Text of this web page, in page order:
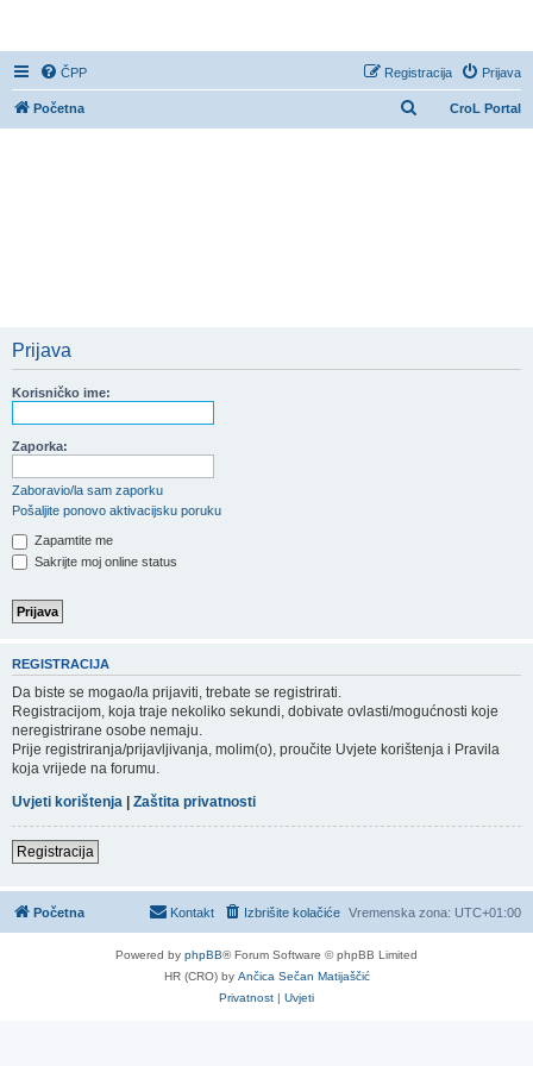
ČPP Prijava
Registracija
CroL Portal
Početna
Prijava
Korisničko ime:
Zaporka:
Zaboravio/la sam zaporku
Pošaljite ponovo aktivacijsku poruku
Zapamtite me
Sakrijte moj online status
REGISTRACIJA
Da biste se mogao/la prijaviti, trebate se registrirati.
Registracijom, koja traje nekoliko sekundi, dobivate ovlasti/mogućnosti koje
neregistrirane osobe nemaju.
Prije registriranja/prijavljivanja, molim(o), proučite Uvjete korištenja i Pravila
koja vrijede na forumu.
Uvjeti korištenja | Zaštita privatnosti
Registracija
Početna Vremenska zona: UTC+01:00
Izbrišite kolačiće
Kontakt
Powered by phpBB® Forum Software © phpBB Limited
HR (CRO) by Ančica Sečan Matijaščić
Privatnost | Uvjeti